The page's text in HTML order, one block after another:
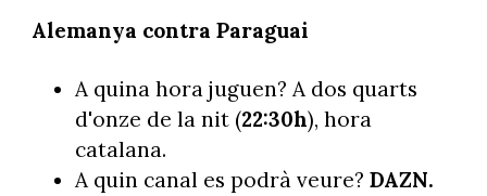
Alemanya contra Paraguai
A quina hora juguen? A dos quarts
d'onze de la nit (22:30h), hora
catalana.
A quin canal es podrà veure? DAZN.